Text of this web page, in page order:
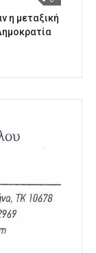
η μεταξική